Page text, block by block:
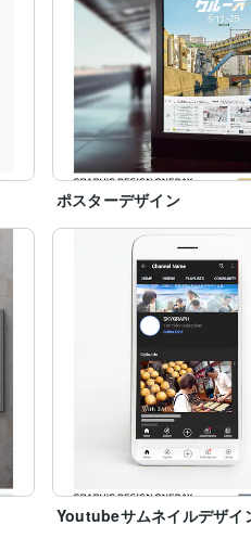
ポスターデザイン
Youtubeサムネイルデザイ